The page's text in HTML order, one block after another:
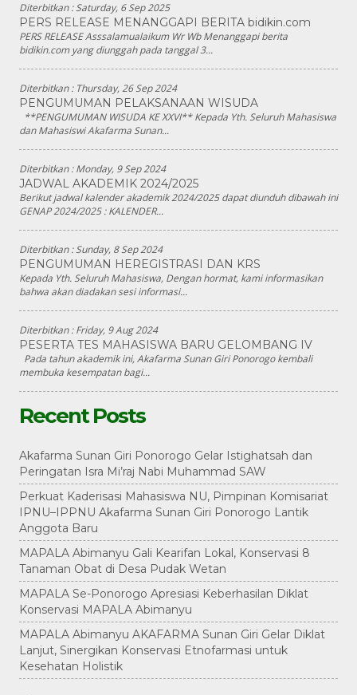
Diterbitkan :Saturday, 6 Sep 2025
PERS RELEASE MENANGGAPI BERITA bidikin.com
PERS RELEASE Asssalamualaikum Wr Wb Menanggapi berita
bidikin.com yang diunggah pada tanggal 3...
Diterbitkan : Thursday, 26 Sep 2024
PENGUMUMAN PELAKSANAAN WISUDA
**PENGUMUMAN WISUDA KE XXVI** Kepada Yth. Seluruh Mahasiswa
dan Mahasiswi Akafarma Sunan...
Diterbitkan :Monday, 9 Sep 2024
JADWAL AKADEMIK 2024/2025
Berikut jadwal kalender akademik 2024/2025 dapat diunduh dibawah ini
GENAP 2024/2025 : KALENDER...
Diterbitkan :Sunday, 8 Sep 2024
PENGUMUMAN HEREGISTRASI DAN KRS
Kepada Yth. Seluruh Mahasiswa, Dengan hormat, kami informasikan
bahwa akan diadakan sesi informasi...
Diterbitkan :Friday, 9 Aug 2024
PESERTA TES MAHASISWA BARU GELOMBANG IV
Pada tahun akademik ini, Akafarma Sunan Giri Ponorogo kembali
membuka kesempatan bagi...
Recent Posts
Akafarma Sunan Giri Ponorogo Gelar Istighatsah dan
Peringatan Isra Mi’raj Nabi Muhammad SAW
Perkuat Kaderisasi Mahasiswa NU, Pimpinan Komisariat
IPNU–IPPNU Akafarma Sunan Giri Ponorogo Lantik
Anggota Baru
MAPALA Abimanyu Gali Kearifan Lokal, Konservasi 8
Tanaman Obat di Desa Pudak Wetan
MAPALA Se-Ponorogo Apresiasi Keberhasilan Diklat
Konservasi MAPALA Abimanyu
MAPALA Abimanyu AKAFARMA Sunan Giri Gelar Diklat
Lanjut, Sinergikan Konservasi Etnofarmasi untuk
Kesehatan Holistik